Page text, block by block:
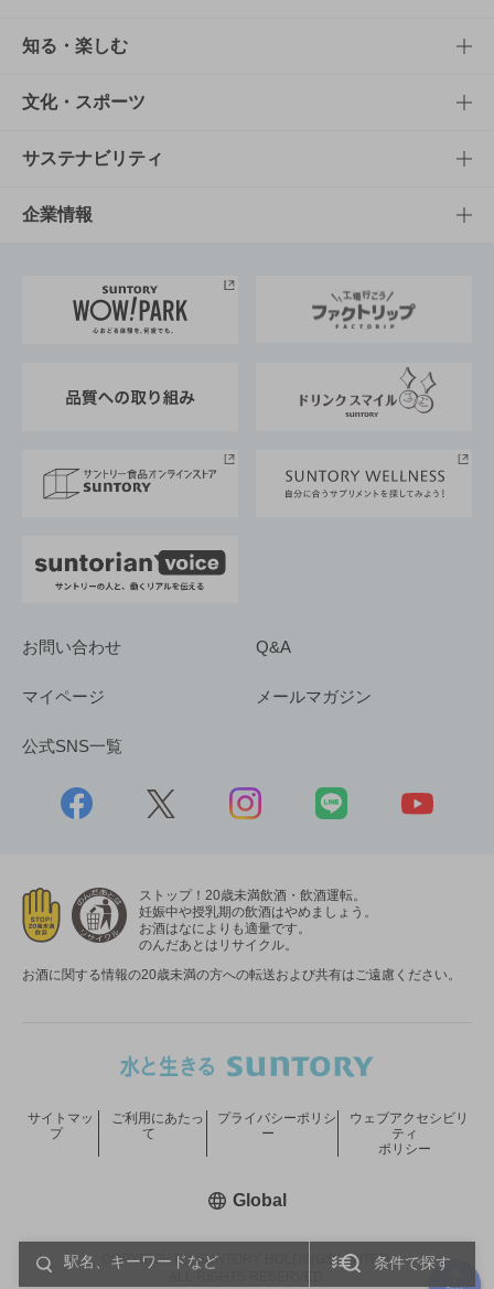
条件で探す
商品TOP
商品一覧
商品発売情報
栄養成分一覧
知る・楽しむ
知る・楽しむTOP
キャンペーン
工場見学
地域情報
文化・スポーツ
文化・スポーツTOP
サントリーホール
サントリーサンバーズ大阪
サステナビリティ
サステナビリティTOP
サントリーが考えるサステナビリティ経営
企業情報
企業概要
採用情報
お問い合わせ Q&A
マイページ メールマガジン
公式SNS一覧
ストップ！20歳未満飲酒・飲酒運転。
妊娠中や授乳期の飲酒はやめましょう。
お酒はなによりも適量です。
のんだあとはリサイクル。
お酒に関する情報の20歳未満の方への転送および共有はご遠慮ください。
COPYRIGHT © SUNTORY HOLDINGS LIMITED.
サイトマッ
プ
ご利用にあたっ
て
プライバシーポリシ
ー
ウェブアクセシビリ
ティ
ポリシー
Global新しいウィンドウで開く